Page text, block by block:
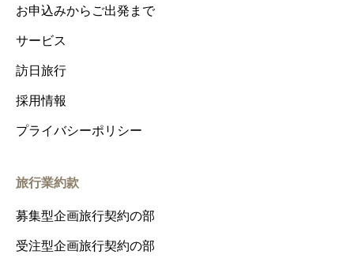
お申込みからご出発まで
サービス
訪日旅行
採用情報
プライバシーポリシー
旅行業約款
募集型企画旅行契約の部
受注型企画旅行契約の部